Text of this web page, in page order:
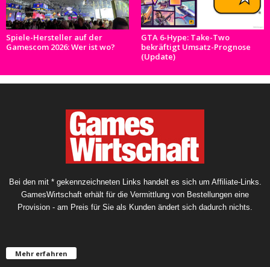
Spiele-Hersteller auf der
Gamescom 2026: Wer ist wo?
GTA 6-Hype: Take-Two
bekräftigt Umsatz-Prognose
(Update)
Bei den mit * gekennzeichneten Links handelt es sich um Affiliate-Links.
GamesWirtschaft erhält für die Vermittlung von Bestellungen eine
Provision - am Preis für Sie als Kunden ändert sich dadurch nichts.
Mehr erfahren